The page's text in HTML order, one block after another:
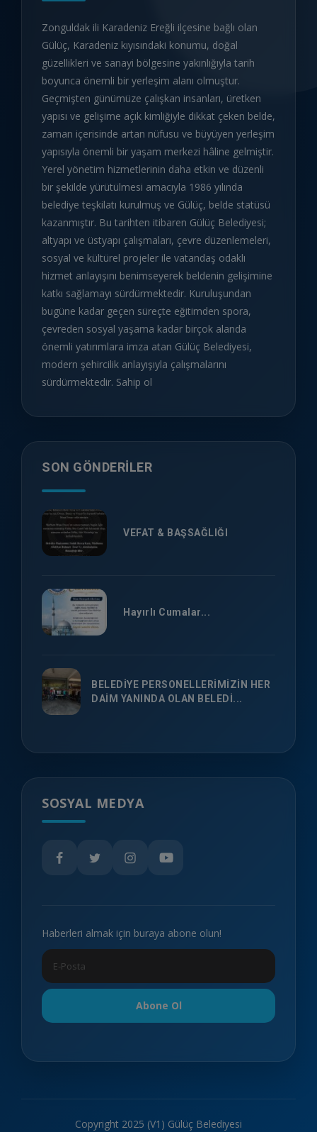
Zonguldak ili Karadeniz Ereğli ilçesine bağlı olan
Gülüç, Karadeniz kıyısındaki konumu, doğal
güzellikleri ve sanayi bölgesine yakınlığıyla tarih
boyunca önemli bir yerleşim alanı olmuştur.
Geçmişten günümüze çalışkan insanları, üretken
yapısı ve gelişime açık kimliğiyle dikkat çeken belde,
zaman içerisinde artan nüfusu ve büyüyen yerleşim
yapısıyla önemli bir yaşam merkezi hâline gelmiştir.
Yerel yönetim hizmetlerinin daha etkin ve düzenli
bir şekilde yürütülmesi amacıyla 1986 yılında
belediye teşkilatı kurulmuş ve Gülüç, belde statüsü
kazanmıştır. Bu tarihten itibaren Gülüç Belediyesi;
altyapı ve üstyapı çalışmaları, çevre düzenlemeleri,
sosyal ve kültürel projeler ile vatandaş odaklı
hizmet anlayışını benimseyerek beldenin gelişimine
katkı sağlamayı sürdürmektedir. Kuruluşundan
bugüne kadar geçen süreçte eğitimden spora,
çevreden sosyal yaşama kadar birçok alanda
önemli yatırımlara imza atan Gülüç Belediyesi,
modern şehircilik anlayışıyla çalışmalarını
sürdürmektedir. Sahip ol
SON GÖNDERILER
VEFAT & BAŞSAĞLIĞI
Hayırlı Cumalar...
BELEDİYE PERSONELLERİMİZİN HER
DAİM YANINDA OLAN BELEDİ...
SOSYAL MEDYA
Haberleri almak için buraya abone olun!
Abone Ol
Copyright 2025 (V1) Gülüç Belediyesi